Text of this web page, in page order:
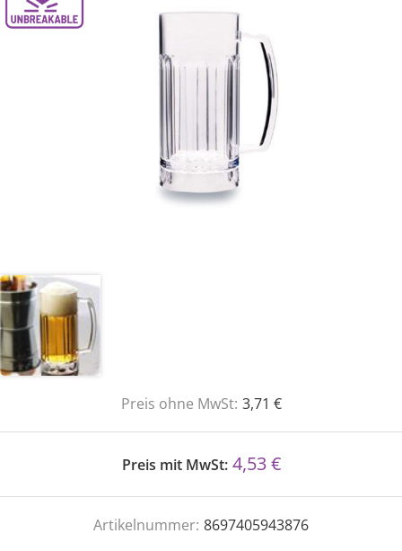
Preis ohne MwSt: 3,71 €
Preis mit MwSt: 4,53 €
Artikelnummer: 8697405943876